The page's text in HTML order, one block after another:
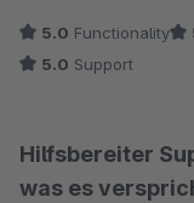
5.0 Functionality
5.0 Support
Hilfsbereiter
was es